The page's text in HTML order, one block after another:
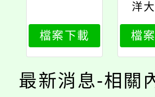
檔案下載
洋
檔
最新消息-相關